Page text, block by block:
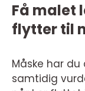
Få malet
flytter til
Måske har
samtidig